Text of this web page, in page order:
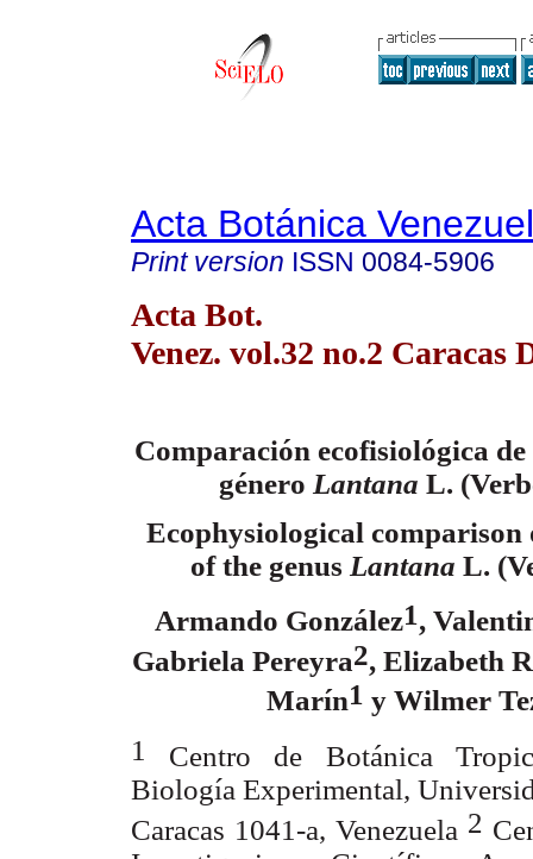
Acta Botánica
Print version ISSN 0084-5906
Acta Bot.
Venez. vol.32 no.2 Caracas
Comparación ecofisiológica de
género Lantana L.
Ecophysiological comparison
of the genus Lantana L.
Armando González1,
Gabriela Pereyra2, Elizabeth
Marín1 y Wilmer
1 Centro de Botánica
Biología Experimental,
Caracas 1041-a, Venezuela 2